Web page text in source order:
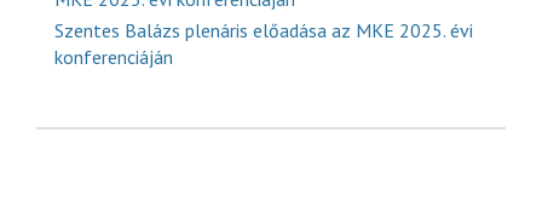
Szentes Balázs plenáris előadása az MKE 2025. évi
konferenciáján